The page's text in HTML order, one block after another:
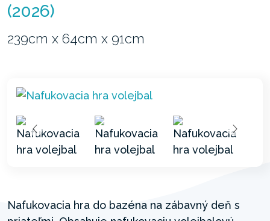
(2026)
239cm x 64cm x 91cm
Nafukovacia hra do bazéna na zábavný deň s